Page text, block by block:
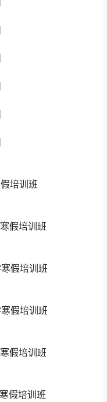
培训班
假培训班
假培训班
假培训班
假培训班
假培训班